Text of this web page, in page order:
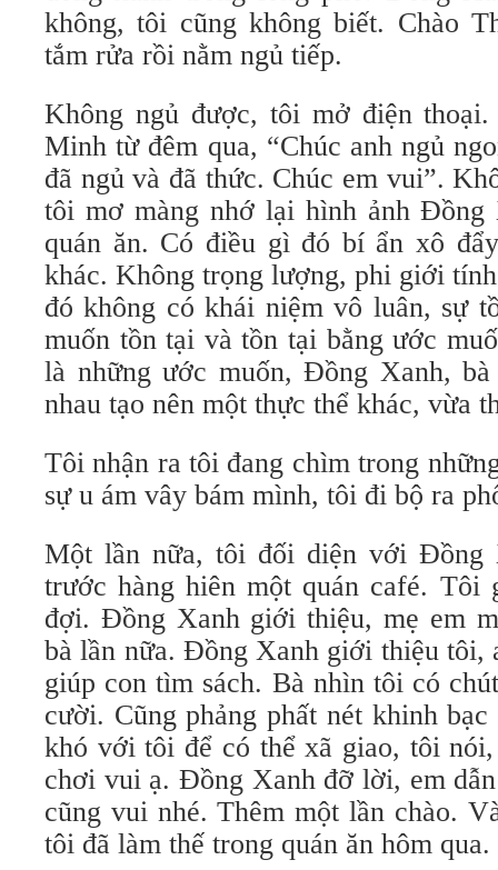
không, tôi cũng không biết. Chào
tắm rửa rồi nằm ngủ tiếp.
Không ngủ được, tôi mở điện
Minh từ đêm qua, “Chúc anh ngủ
đã ngủ và đã thức. Chúc em vui”.
tôi mơ màng nhớ lại hình ảnh Đồng
quán ăn. Có điều gì đó bí ẩn xô
khác. Không trọng lượng, phi giới
đó không có khái niệm vô luân, sự
muốn tồn tại và tồn tại bằng ước
là những ước muốn, Đồng Xanh,
nhau tạo nên một thực thể khác, vừa
Tôi nhận ra tôi đang chìm trong
sự u ám vây bám mình, tôi đi bộ ra
Một lần nữa, tôi đối diện với Đồng
trước hàng hiên một quán café. Tôi
đợi. Đồng Xanh giới thiệu, mẹ em
bà lần nữa. Đồng Xanh giới thiệu tôi,
giúp con tìm sách. Bà nhìn tôi có
cười. Cũng phảng phất nét khinh
khó với tôi để có thể xã giao, tôi
chơi vui ạ. Đồng Xanh đỡ lời, em
cũng vui nhé. Thêm một lần chào.
tôi đã làm thế trong quán ăn hôm qua.